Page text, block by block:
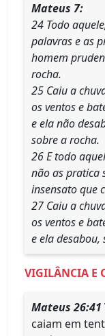
Mateus 7:
24 Todo
palavras e as
homem
rocha.
25 Caiu a
os ventos e
e ela não
sobre a rocha.
26 E todo
não as pratica
insensato que
27 Caiu a
os ventos e
e ela desabou,
VIGILÂNCIA E
Mateus 26:41
caiam em